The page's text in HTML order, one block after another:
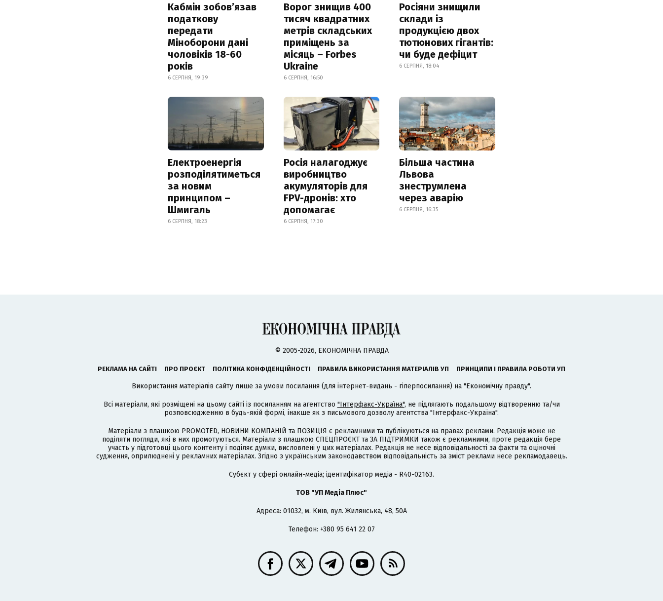
Кабмін зобовʼязав
податкову
передати
Міноборони дані
чоловіків 18-60
років
6 СЕРПНЯ, 19:39
Ворог знищив 400
тисяч квадратних
метрів складських
приміщень за
місяць – Forbes
Ukraine
6 СЕРПНЯ, 16:50
Росіяни знищили
склади із
продукцією двох
тютюнових гігантів:
чи буде дефіцит
6 СЕРПНЯ, 18:04
Електроенергія
розподілятиметься
за новим
принципом –
Шмигаль
6 СЕРПНЯ, 18:23
Росія налагоджує
виробництво
акумуляторів для
FPV-дронів: хто
допомагає
6 СЕРПНЯ, 17:30
Більша частина
Львова
знеструмлена
через аварію
6 СЕРПНЯ, 16:35
© 2005-2026, ЕКОНОМІЧНА ПРАВДА
РЕКЛАМА НА САЙТІ ПРО ПРОЄКТ ПОЛІТИКА КОНФІДЕНЦІЙНОСТІ ПРАВИЛА ВИКОРИСТАННЯ МАТЕРІАЛІВ УП ПРИНЦИПИ І ПРАВИЛА РОБОТИ УП
Використання матеріалів сайту лише за умови посилання (для інтернет-видань - гіперпосилання) на "Економічну правду".
Всі матеріали, які розміщені на цьому сайті із посиланням на агентство "Інтерфакс-Україна", не підлягають подальшому відтворенню та/чи
розповсюдженню в будь-якій формі, інакше як з письмового дозволу агентства "Інтерфакс-Україна".
Матеріали з плашкою PROMOTED, НОВИНИ КОМПАНІЙ та ПОЗИЦІЯ є рекламними та публікуються на правах реклами. Редакція може не
поділяти погляди, які в них промотуються. Матеріали з плашкою СПЕЦПРОЄКТ та ЗА ПІДТРИМКИ також є рекламними, проте редакція бере
участь у підготовці цього контенту і поділяє думки, висловлені у цих матеріалах. Редакція не несе відповідальності за факти та оціночні
судження, оприлюднені у рекламних матеріалах. Згідно з українським законодавством відповідальність за зміст реклами несе рекламодавець.
Cубєкт у сфері онлайн-медіа; ідентифікатор медіа - R40-02163.
ТОВ "УП Медіа Плюс"
Адреса: 01032, м. Київ, вул. Жилянська, 48, 50А
Телефон: +380 95 641 22 07